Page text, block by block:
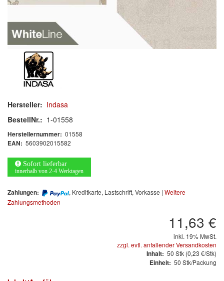
Reinigen
Arbeitsschutz
Luftfilter
Mischfarben
Restposten
Informationsmaterial
MARKEN
(1)
3M
Hersteller: Indasa
BestellNr.: 1-01558
Herstellernummer: 01558
EAN: 5603902015582
Sofort lieferbar
innerhalb von 2-4 Werktagen
Zahlungen: , Kreditkarte, Lastschrift, Vorkasse | Weitere
Zahlungsmethoden
11,63 €
inkl. 19% MwSt.
zzgl. evtl. anfallender Versandkosten
Inhalt: 50 Stk (0,23 €/Stk)
Einheit: 50 Stk/Packung